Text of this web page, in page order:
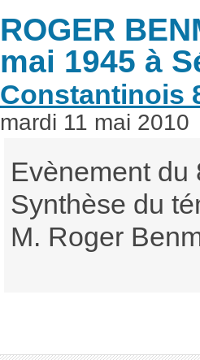
ROGER
mai 1945 à
Constantinois
mardi 11 mai 2010
Evènement du
Synthèse du
M. Roger